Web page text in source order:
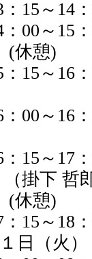
15～14
00～15
憩)
15～16
00～16
15～17
掛下 哲
憩)
15～18
日（火）